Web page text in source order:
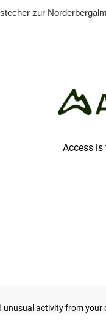
zur